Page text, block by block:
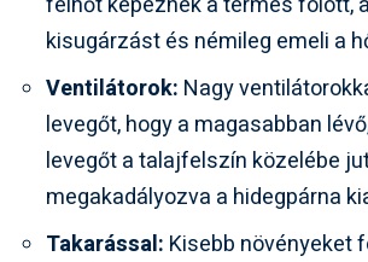
kisugárzást és némileg emeli a
Ventilátorok: Nagy
levegőt, hogy a magasabban
levegőt a talajfelszín közelébe
megakadályozva a hidegpárna
Takarással: Kisebb növényeket